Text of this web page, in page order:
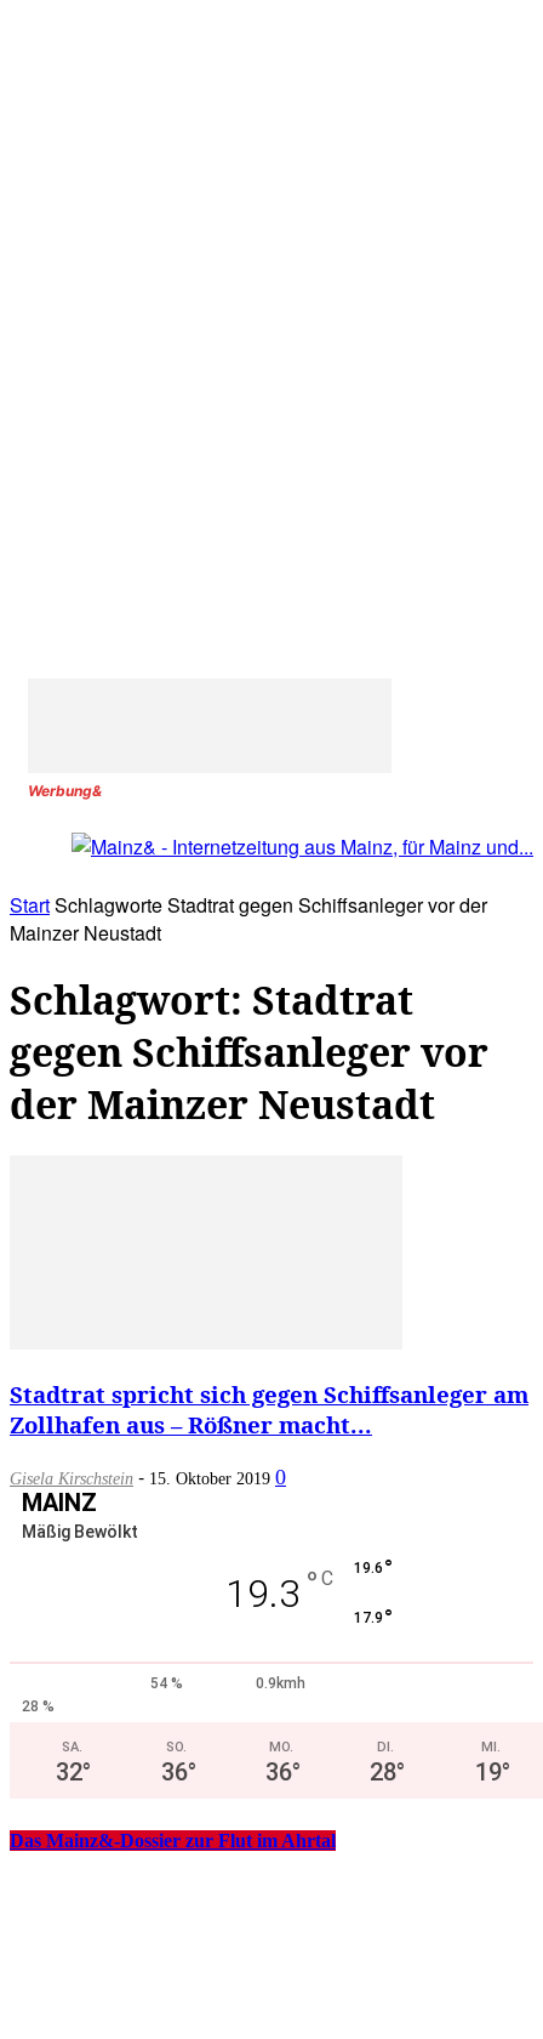
Werbung&
StartSchlagworteStadtrat gegen Schiffsanleger vor der
Mainzer Neustadt
Schlagwort: Stadtrat
gegen Schiffsanleger vor
der Mainzer Neustadt
Stadtrat spricht sich gegen Schiffsanleger am
Zollhafen aus – Rößner macht...
Gisela Kirschstein - 15. Oktober 2019 0
MAINZ
Mäßig Bewölkt
19.3 ° C 19.6 °
17.9 °
54 %
0.9kmh
28 %
SA.
32°
SO.
36°
MO.
36°
DI.
28°
MI.
19°
Das Mainz&-Dossier zur Flut im Ahrtal